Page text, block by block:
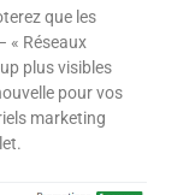
que les
« Réseaux
plus visibles
pour vos
marketing